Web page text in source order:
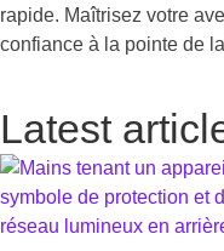
rapide. Maîtrisez votre
confiance à la pointe de
Latest